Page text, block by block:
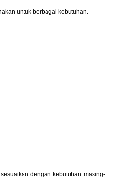
untuk berbagai kebutuhan.
dengan kebutuhan masing-